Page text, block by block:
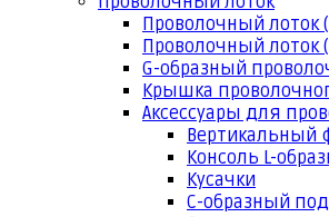
Проволочный лоток
Проволочный лоток
G-образный
Крышка
Аксессуары для
Вертикальный
Консоль L-
Кусачки
С-образный